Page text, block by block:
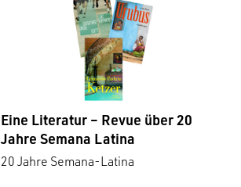
Eine Literatur – Revue über 20
Jahre Semana Latina
20 Jahre Semana-Latina